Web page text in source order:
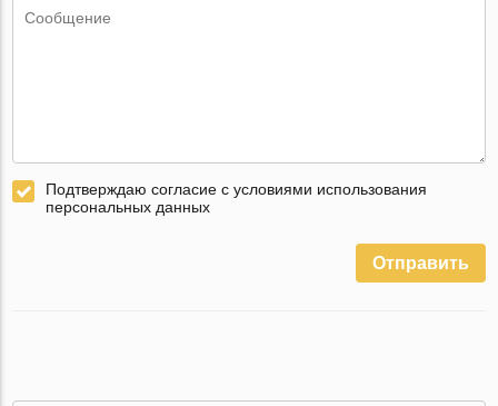
Подтверждаю согласие с условиями использования
персональных данных
Отправить